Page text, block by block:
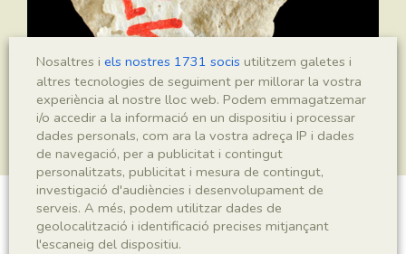
Plantae indet.
Nosaltres i els nostres 1731 socis utilitzem galetes i
altres tecnologies de seguiment per millorar la vostra
experiència al nostre lloc web. Podem emmagatzemar
i/o accedir a la informació en un dispositiu i processar
dades personals, com ara la vostra adreça IP i dades
de navegació, per a publicitat i contingut
personalitzats, publicitat i mesura de contingut,
investigació d'audiències i desenvolupament de
serveis. A més, podem utilitzar dades de
geolocalització i identificació precises mitjançant
l'escaneig del dispositiu.